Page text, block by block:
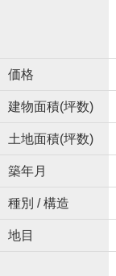
価格
建物面積(坪数)
土地面積(坪数)
築年月
種別 / 構造
地目